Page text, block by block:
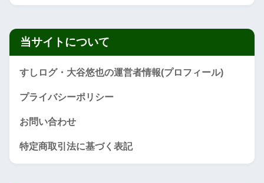
当サイトについて
すしログ・大谷悠也の運営者情報(プロフィール)
プライバシーポリシー
お問い合わせ
特定商取引法に基づく表記